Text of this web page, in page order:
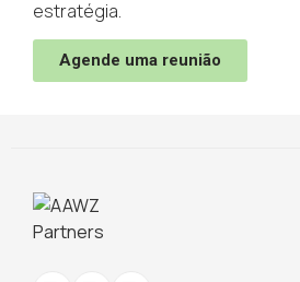
estratégia.
Agende uma reunião